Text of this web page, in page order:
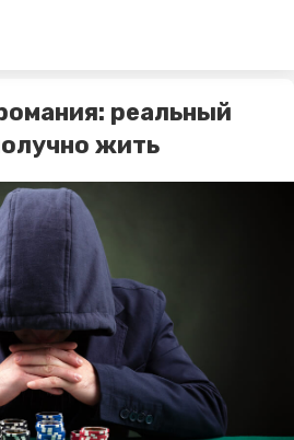
реальный
жить